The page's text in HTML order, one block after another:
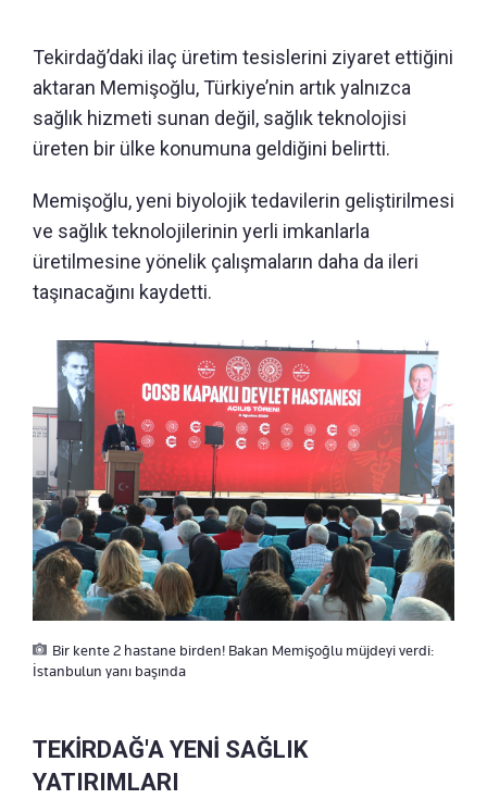
Tekirdağ’daki ilaç üretim tesislerini ziyaret ettiğini
aktaran Memişoğlu, Türkiye’nin artık yalnızca
sağlık hizmeti sunan değil, sağlık teknolojisi
üreten bir ülke konumuna geldiğini belirtti.
Memişoğlu, yeni biyolojik tedavilerin geliştirilmesi
ve sağlık teknolojilerinin yerli imkanlarla
üretilmesine yönelik çalışmaların daha da ileri
taşınacağını kaydetti.
Bir kente 2 hastane birden! Bakan Memişoğlu müjdeyi verdi:
İstanbulun yanı başında
TEKİRDAĞ'A YENİ SAĞLIK
YATIRIMLARI